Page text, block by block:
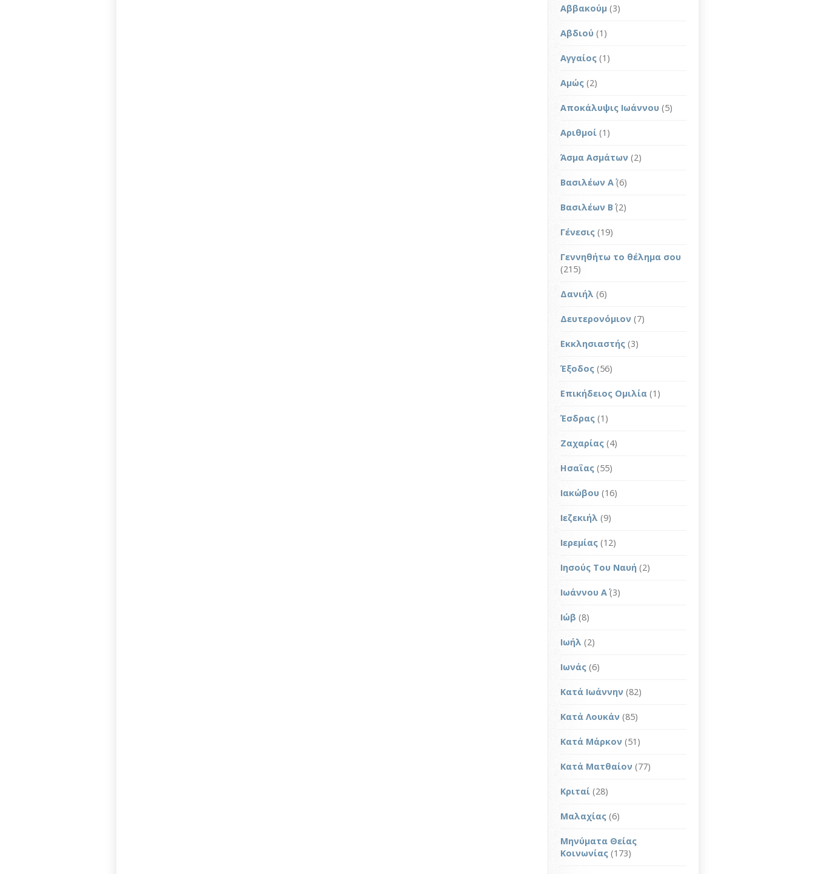
Αββακούμ (3)
Αβδιού (1)
Αγγαίος (1)
Αμώς (2)
Αποκάλυψις Ιωάννου (5)
Αριθμοί (1)
Άσμα Ασμάτων (2)
Βασιλέων Α΄(6)
Βασιλέων Β΄ (2)
Γένεσις (19)
Γεννηθήτω το θέλημα σου
(215)
Δανιήλ (6)
Δευτερονόμιον (7)
Εκκλησιαστής (3)
Έξοδος (56)
Επικήδειος Ομιλία (1)
Έσδρας (1)
Ζαχαρίας (4)
Ησαΐας (55)
Ιακώβου (16)
Ιεζεκιήλ (9)
Ιερεμίας (12)
Ιησούς Του Ναυή (2)
Ιωάννου Α΄(3)
Ιώβ (8)
Ιωήλ (2)
Ιωνάς (6)
Κατά Ιωάννην (82)
Κατά Λουκάν (85)
Κατά Μάρκον (51)
Κατά Ματθαίον (77)
Κριταί (28)
Μαλαχίας (6)
Μηνύματα Θείας
Κοινωνίας (173)